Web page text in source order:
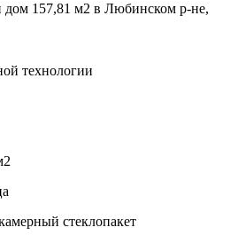
дом 157,81 м2 в Любинском р-не,
технологии
стеклопакет